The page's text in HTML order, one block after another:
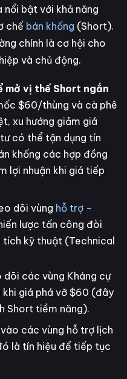
nổi bật với khả năng
chế bán khống (Short).
chính là cơ hội cho
và chủ động.
mở vị thế Short ngắn
$60/thùng và cà phê
xu hướng giảm giá
có thể tận dụng tín
khống các hợp đồng
lợi nhuận khi giá tiếp
dõi vùng hỗ trợ –
lược tấn công đòi
tích kỹ thuật (Technical
dõi các vùng Kháng cự
khi giá phá vỡ $60 (đây
Short tiềm năng).
các vùng hỗ trợ lịch
là tín hiệu để tiếp tục